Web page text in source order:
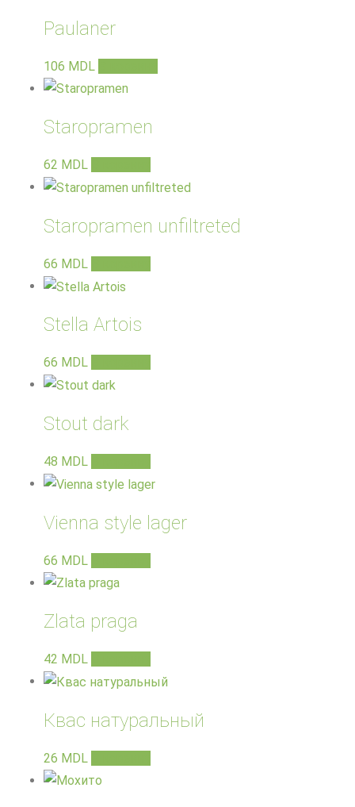
Paulaner
106 MDL
Staropramen
62 MDL
Staropramen unfiltreted
66 MDL
Stella Artois
66 MDL
Stout dark
48 MDL
Vienna style lager
66 MDL
Zlata praga
42 MDL
Квас натуральный
26 MDL